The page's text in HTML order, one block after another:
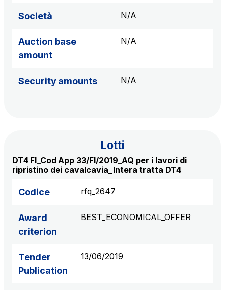
AdMoving
Advertising spaces and services, event management
Cleaning activities on outdoor sites, green areas and
toilets
Società Italiana per il Traforo del Monte Bianco
S.p.A.
Concession expiring in 2050
Società N/A
Auction base
amount
N/A
Security amounts N/A
Lotti
DT4 FI_Cod App 33/FI/2019_AQ per i lavori di
ripristino dei cavalcavia_Intera tratta DT4
Codice rfq_2647
Award
criterion
BEST_ECONOMICAL_OFFER
Tender
Publication
13/06/2019